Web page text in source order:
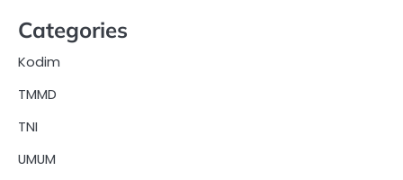
Categories
Kodim
TMMD
TNI
UMUM